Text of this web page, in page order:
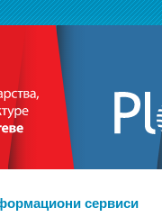
сервиси